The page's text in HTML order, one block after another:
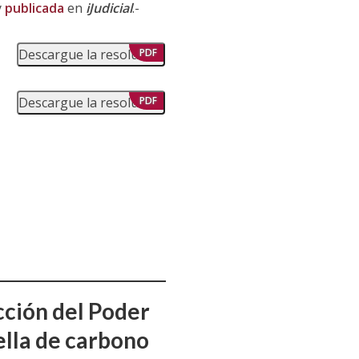
publicada en iJudicial.-
Descargue la resolución
PDF
Descargue la resolución
PDF
del Poder
de carbono